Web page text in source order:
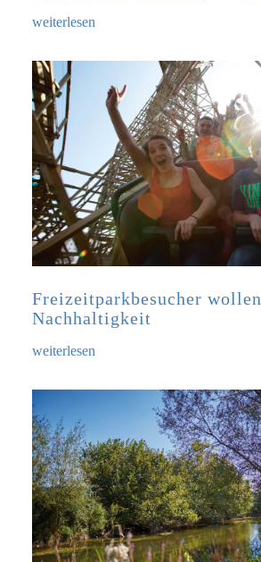
weiterlesen
Freizeitparkbesucher wollen
Nachhaltigkeit
weiterlesen